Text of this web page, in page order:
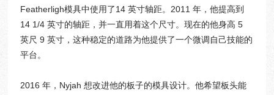
Featherligh模具中使用了14 英寸轴距。2011 年，他提高到
14 1/4 英寸的轴距，并一直用着这个尺寸。现在的他身高 5
英尺 9 英寸，这种稳定的道路为他提供了一个微调自己技能的
平台。
2016 年，Nyjah 想改进他的板子的模具设计。他希望板头能